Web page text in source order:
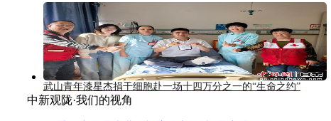
武山青年漆星杰捐干细胞赴一场十四万分之一的“生命之约”
中新观陇·我们的视角